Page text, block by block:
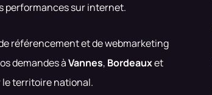
performances sur internet.
référencement et de webmarketing
demandes àVannes, Bordeauxet
le territoire national.